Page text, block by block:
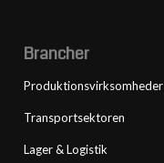
Brancher
Produktionsvirksomheder
Transportsektoren
Lager & Logistik